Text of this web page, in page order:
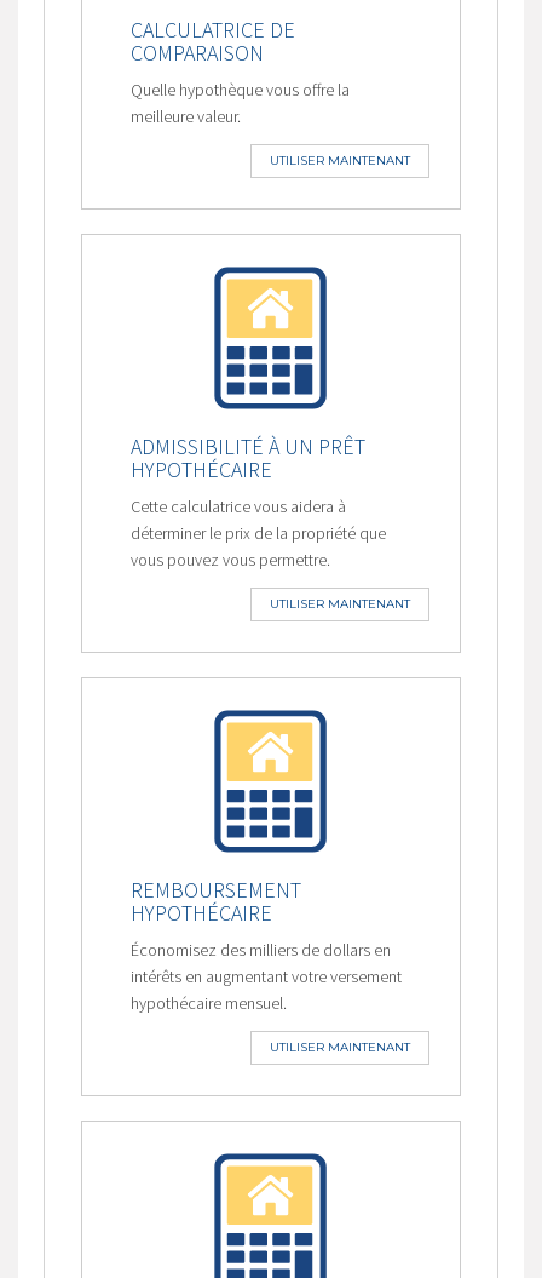
CALCULATRICE DE
COMPARAISON
Quelle hypothèque vous offre la
meilleure valeur.
UTILISER MAINTENANT
ADMISSIBILITÉ À UN PRÊT
HYPOTHÉCAIRE
Cette calculatrice vous aidera à
déterminer le prix de la propriété que
vous pouvez vous permettre.
UTILISER MAINTENANT
REMBOURSEMENT
HYPOTHÉCAIRE
Économisez des milliers de dollars en
intérêts en augmentant votre versement
hypothécaire mensuel.
UTILISER MAINTENANT